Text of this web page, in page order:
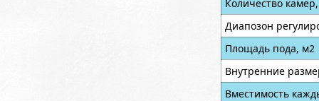
Количество
Диапозон
Площадь пода, м2
Внутренние
Вместимость